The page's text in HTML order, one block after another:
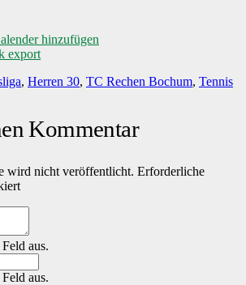
hinzufügen
export
, Herren 30, TC Rechen Bochum, Tennis
Kommentar
wird nicht veröffentlicht. Erforderliche
aus.
aus.